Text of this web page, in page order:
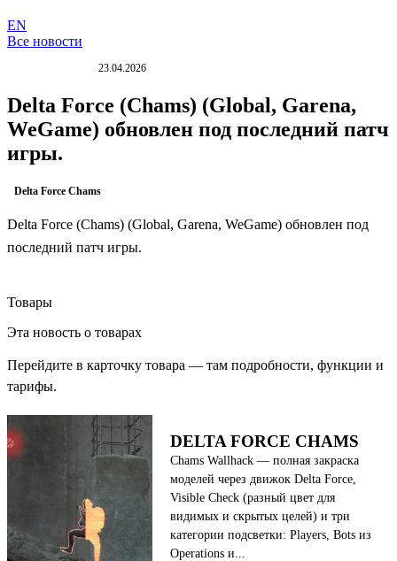
EN
Все новости
23.04.2026
Delta Force (Chams) (Global, Garena,
WeGame) обновлен под последний патч
игры.
Delta Force Chams
Delta Force (Chams) (Global, Garena, WeGame) обновлен под
последний патч игры.
Товары
Эта новость о товарах
Перейдите в карточку товара — там подробности, функции и
тарифы.
DELTA FORCE CHAMS
Chams Wallhack — полная закраска
моделей через движок Delta Force,
Visible Check (разный цвет для
видимых и скрытых целей) и три
категории подсветки: Players, Bots из
Operations и...